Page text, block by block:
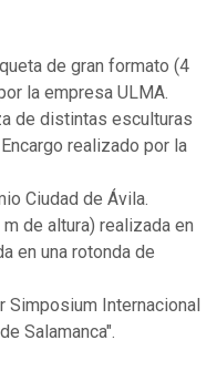
de gran formato (4
la empresa ULMA.
de distintas esculturas
realizado por la
Ciudad de Ávila.
de altura) realizada en
en una rotonda de
Simposium Internacional
Salamanca".